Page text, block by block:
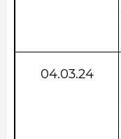
04.03.24